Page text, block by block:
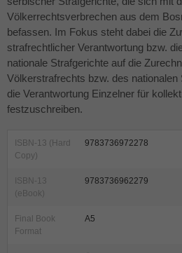
Völkerrechtsverbrechen aus dem
befassen. Im Fokus steht dabei die
strafrechtlicher Verantwortung bzw.
nationale Strafgerichte auf die
Völkerstrafrechts bzw. des
die Verantwortung Einzelner für
festzuschreiben.
ISBN-13 (Hard
Copy)
9783736972278
ISBN-13
(eBook)
9783736962279
Final Book
Format
A5